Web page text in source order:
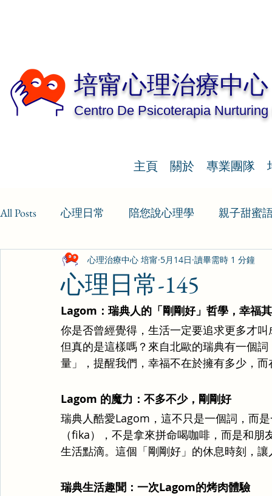
培甯心理治療中心
Centro De Psicoterapia Nurturing
主頁 關於 專業團隊
All Posts 心理日常 陪您說心理學 親子甜蜜
心理日常-145
心理治療中心 培甯 5月14日 讀畢需時 1 分鐘
Lagom：瑞典人的「剛剛好」哲學，幸福
你是否曾經覺得，生活一定要追求更多才
但真的是這樣嗎？來自北歐的瑞典有一個
量」，提醒我們， 幸福不在於擁有多少，
Lagom 的魔力：不多不少，剛剛好
瑞典人酷愛Lagom，這不只是一個詞，而
（fika），不是拿來拼命喝咖啡，而是和
生活點滴。這個「剛剛好」的休息時刻，
瑞典生活趣聞：一次Lagom的烤肉體驗